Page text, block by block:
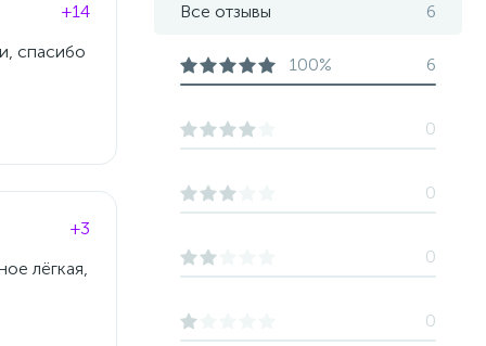
+14
спасибо
+3
лёгкая,
Все отзывы 6
100% 6
0
0
0
0